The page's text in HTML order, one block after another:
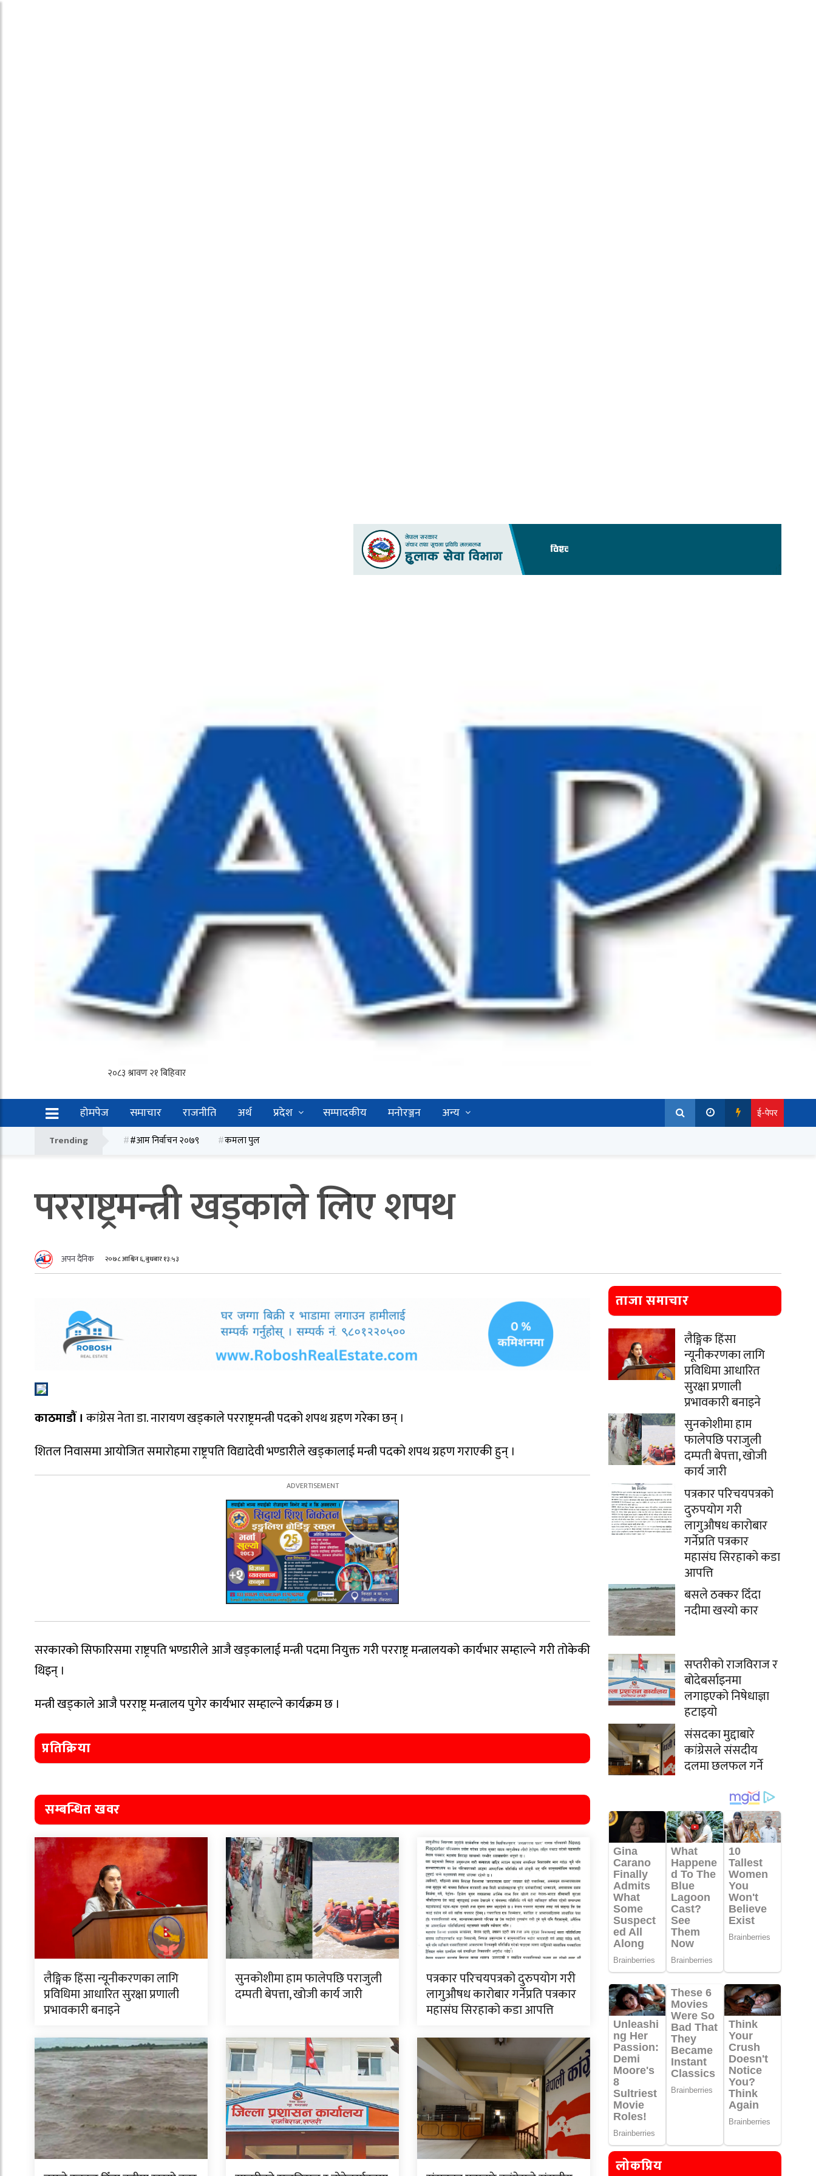
होमपेज समाचार राजनीति अर्थ प्रदेश सम्पादकीय मनोरञ्जन अन्य ई-पेपर
Trending #आम निर्वाचन २०७९ कमला पुल
परराष्ट्रमन्त्री खड्काले लिए शपथ
अपन दैनिक २०७८ आश्विन ६, बुधबार १३:५३
काठमाडौं । कांग्रेस नेता डा. नारायण खड्काले परराष्ट्रमन्त्री पदको शपथ ग्रहण गरेका छन् ।
शितल निवासमा आयोजित समारोहमा राष्ट्रपति विद्यादेवी भण्डारीले खड्कालाई मन्त्री पदको शपथ ग्रहण गराएकी हुन् ।
सरकारको सिफारिसमा राष्ट्रपति भण्डारीले आजै खड्कालाई मन्त्री पदमा नियुक्त गरी परराष्ट्र मन्त्रालयको कार्यभार सम्हाल्ने गरी तोकेकी
थिइन् ।
मन्त्री खड्काले आजै परराष्ट्र मन्त्रालय पुगेर कार्यभार सम्हाल्ने कार्यक्रम छ ।
प्रतिक्रिया
सम्बन्धित खवर
लैङ्गिक हिंसा न्यूनीकरणका लागि
प्रविधिमा आधारित सुरक्षा प्रणाली
प्रभावकारी बनाइने
सुनकोशीमा हाम फालेपछि पराजुली
दम्पती बेपत्ता, खोजी कार्य जारी
पत्रकार परिचयपत्रको दुरुपयोग गरी
लागुऔषध कारोबार गर्नेप्रति पत्रकार
महासंघ सिरहाको कडा आपत्ति
ताजा समाचार
लैङ्गिक हिंसा
न्यूनीकरणका लागि
प्रविधिमा आधारित
सुरक्षा प्रणाली
प्रभावकारी बनाइने
सुनकोशीमा हाम
फालेपछि पराजुली
दम्पती बेपत्ता, खोजी
कार्य जारी
पत्रकार परिचयपत्रको
दुरुपयोग गरी
लागुऔषध कारोबार
गर्नेप्रति पत्रकार
महासंघ सिरहाको कडा
आपत्ति
बसले ठक्कर दिँदा
नदीमा खस्यो कार
सप्तरीको राजविराज र
बोदेबर्साइनमा
लगाइएको निषेधाज्ञा
हटाइयो
संसदका मुद्दाबारे
कांग्रेसले संसदीय
दलमा छलफल गर्ने
लोकप्रिय